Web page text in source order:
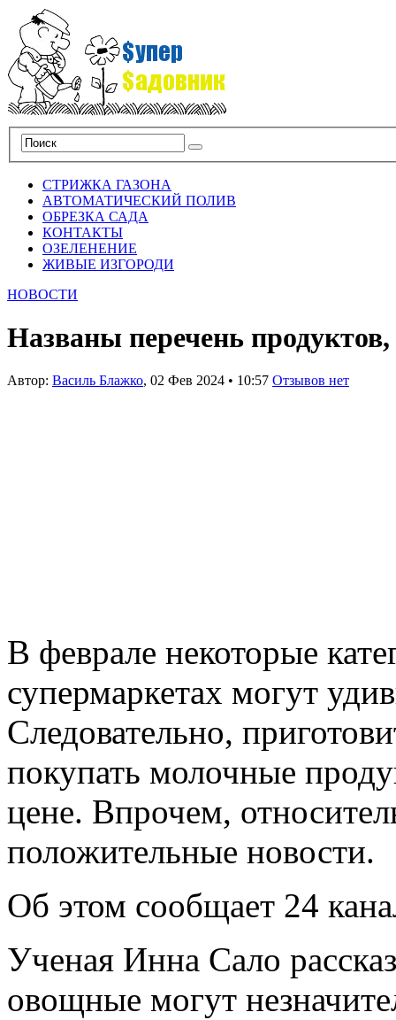
СТРИЖКА ГАЗОНА
АВТОМАТИЧЕСКИЙ ПОЛИВ
ОБРЕЗКА САДА
КОНТАКТЫ
ОЗЕЛЕНЕНИЕ
ЖИВЫЕ ИЗГОРОДИ
НОВОСТИ
Названы перечень
Автор: Василь Блажко, 02 Фев 2024 • 10:57 Отзывов нет
В феврале некоторые
супермаркетах могут
Следовательно,
покупать молочные
цене. Впрочем,
положительные новости.
Об этом сообщает 24
Ученая Инна Сало
овощные могут